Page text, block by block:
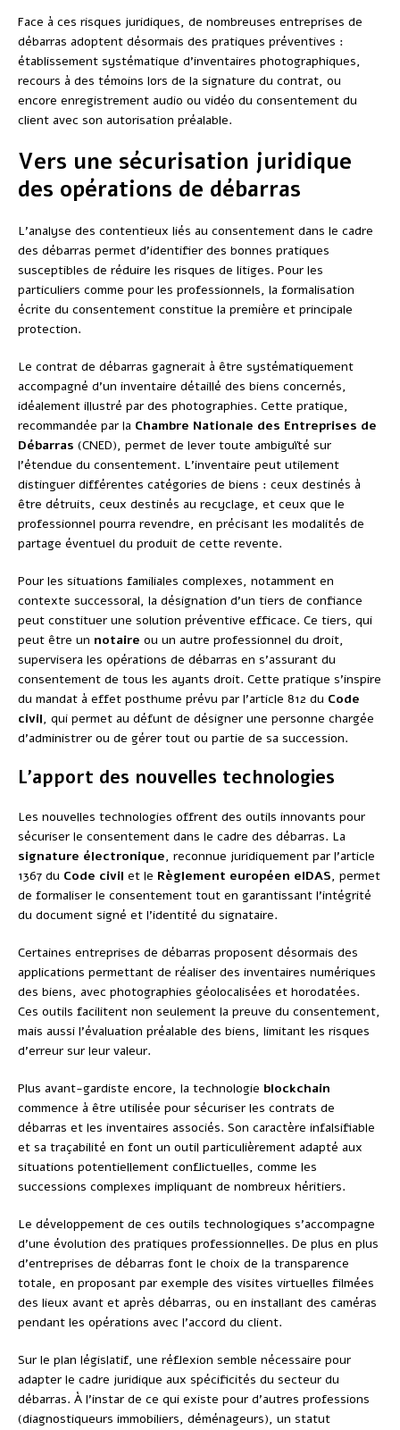
Face à ces risques juridiques, de nombreuses entreprises de
débarras adoptent désormais des pratiques préventives :
établissement systématique d’inventaires photographiques,
recours à des témoins lors de la signature du contrat, ou
encore enregistrement audio ou vidéo du consentement du
client avec son autorisation préalable.
Vers une sécurisation juridique
des opérations de débarras
L’analyse des contentieux liés au consentement dans le cadre
des débarras permet d’identifier des bonnes pratiques
susceptibles de réduire les risques de litiges. Pour les
particuliers comme pour les professionnels, la formalisation
écrite du consentement constitue la première et principale
protection.
Le contrat de débarras gagnerait à être systématiquement
accompagné d’un inventaire détaillé des biens concernés,
idéalement illustré par des photographies. Cette pratique,
recommandée par la Chambre Nationale des Entreprises de
Débarras (CNED), permet de lever toute ambiguïté sur
l’étendue du consentement. L’inventaire peut utilement
distinguer différentes catégories de biens : ceux destinés à
être détruits, ceux destinés au recyclage, et ceux que le
professionnel pourra revendre, en précisant les modalités de
partage éventuel du produit de cette revente.
Pour les situations familiales complexes, notamment en
contexte successoral, la désignation d’un tiers de confiance
peut constituer une solution préventive efficace. Ce tiers, qui
peut être un notaire ou un autre professionnel du droit,
supervisera les opérations de débarras en s’assurant du
consentement de tous les ayants droit. Cette pratique s’inspire
du mandat à effet posthume prévu par l’article 812 du Code
civil, qui permet au défunt de désigner une personne chargée
d’administrer ou de gérer tout ou partie de sa succession.
L’apport des nouvelles technologies
Les nouvelles technologies offrent des outils innovants pour
sécuriser le consentement dans le cadre des débarras. La
signature électronique, reconnue juridiquement par l’article
1367 du Code civil et le Règlement européen eIDAS, permet
de formaliser le consentement tout en garantissant l’intégrité
du document signé et l’identité du signataire.
Certaines entreprises de débarras proposent désormais des
applications permettant de réaliser des inventaires numériques
des biens, avec photographies géolocalisées et horodatées.
Ces outils facilitent non seulement la preuve du consentement,
mais aussi l’évaluation préalable des biens, limitant les risques
d’erreur sur leur valeur.
Plus avant-gardiste encore, la technologie blockchain
commence à être utilisée pour sécuriser les contrats de
débarras et les inventaires associés. Son caractère infalsifiable
et sa traçabilité en font un outil particulièrement adapté aux
situations potentiellement conflictuelles, comme les
successions complexes impliquant de nombreux héritiers.
Le développement de ces outils technologiques s’accompagne
d’une évolution des pratiques professionnelles. De plus en plus
d’entreprises de débarras font le choix de la transparence
totale, en proposant par exemple des visites virtuelles filmées
des lieux avant et après débarras, ou en installant des caméras
pendant les opérations avec l’accord du client.
Sur le plan législatif, une réflexion semble nécessaire pour
adapter le cadre juridique aux spécificités du secteur du
débarras. À l’instar de ce qui existe pour d’autres professions
(diagnostiqueurs immobiliers, déménageurs), un statut